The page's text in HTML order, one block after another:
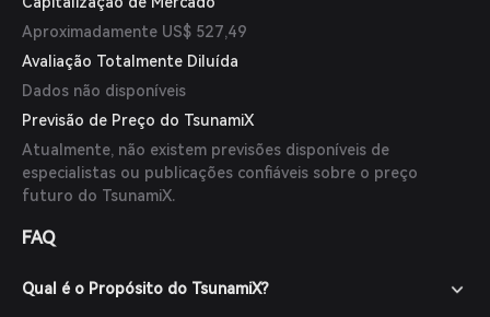
Aproximadamente US$ 527,49
Avaliação Totalmente Diluída
Dados não disponíveis
Previsão de Preço do TsunamiX
Atualmente, não existem previsões disponíveis de
especialistas ou publicações confiáveis sobre o preço
futuro do TsunamiX.
FAQ
Qual é o Propósito do TsunamiX?